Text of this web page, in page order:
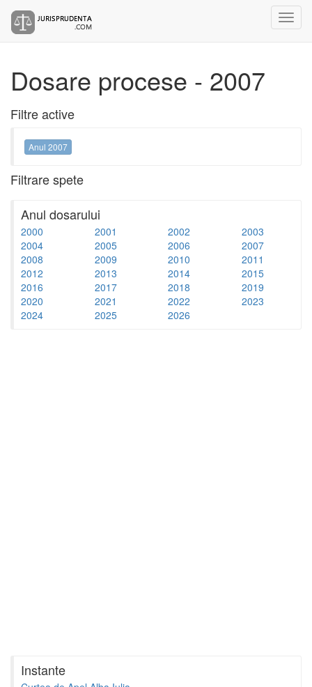
Dosare procese - 2007
Filtre active
Anul 2007
Filtrare spete
Anul dosarului
2000 2001 2002
2003
2004
2005 2006
2007
2008
2009 2010
2011
2012
2013 2014
2015
2016
2017 2018
2019
2020
2021 2022
2023
2024
2025 2026
Instante